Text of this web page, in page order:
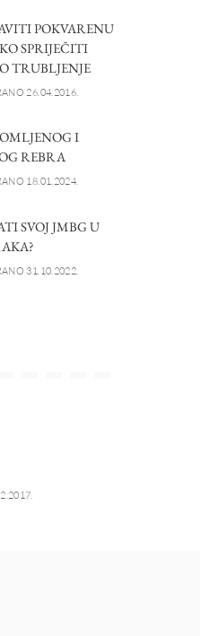
POKVARENU
SPRIJEČITI
TRUBLJENJE
26.04.2016.
I
REBRA
18.01.2024.
SVOJ JMBG U
31.10.2022.